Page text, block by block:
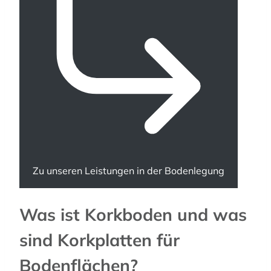
Zu unseren Leistungen in der Bodenlegung
Was ist Korkboden und was
sind Korkplatten für
Bodenflächen?